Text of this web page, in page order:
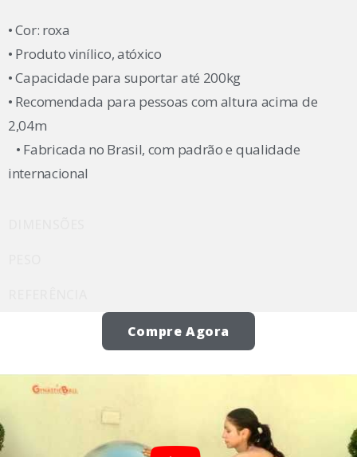
• Cor: roxa
• Produto vinílico, atóxico
• Capacidade para suportar até 200kg
• Recomendada para pessoas com altura acima de
2,04m
• Fabricada no Brasil, com padrão e qualidade
internacional
Compre Agora